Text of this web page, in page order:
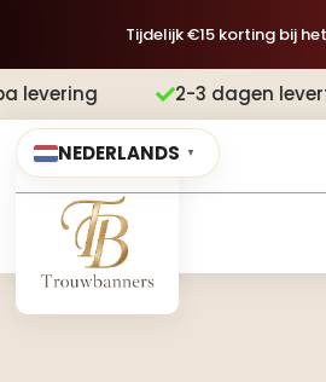
Tijdelijk €15 korting bij
2-3 dagen levertijd 
NEDERLANDS ▼